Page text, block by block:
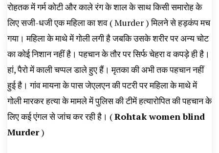
रोहतक में गर्म कोटी और काले रंग के शाल के साथ किसी समारोह के
लिए सजी-धजी एक महिला का शव ( Murder ) मिलने से हड़कंप मच
गया। महिला के माथे में गोली लगी है जबकि उसके शरीर पर अन्य चोट
का कोई निशान नहीं है। पहचान के तौर पर सिर्फ चेहरा व कपड़े ही है।
हां, पैरो में काली चप्पल डाले हुए हैं। मृतका की अभी तक पहचान नहीं
हुई है। गांव मायना के पास जेएलएन की पटरी पर महिला के माथे में
गोली मारकर हत्या के मामले में पुलिस की टीमें हत्यारोपित की पहचान के
लिए कई एंगल से जांच कर रही है। (Rohtak women blind
Murder)